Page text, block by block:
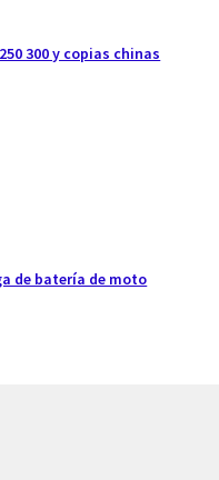
300 y copias chinas
de batería de moto